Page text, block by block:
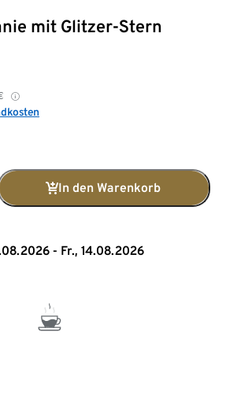
mit Glitzer-Stern
In den Warenkorb
- Fr., 14.08.2026